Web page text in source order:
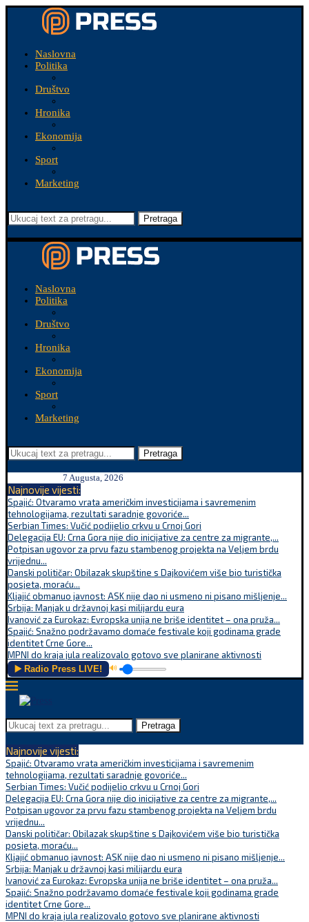
Naslovna
Politika
Društvo
Hronika
Ekonomija
Sport
Marketing
Pretraga
Naslovna
Politika
Društvo
Hronika
Ekonomija
Sport
Marketing
Pretraga
7 Augusta, 2026
Najnovije vijesti:
Spajić: Otvaramo vrata američkim investicijama i savremenim
tehnologijama, rezultati saradnje govoriće...
Serbian Times: Vučić podijelio crkvu u Crnoj Gori
Delegacija EU: Crna Gora nije dio inicijative za centre za migrante,...
Potpisan ugovor za prvu fazu stambenog projekta na Veljem brdu
vrijednu...
Danski političar: Obilazak skupštine s Dajkovićem više bio turistička
posjeta, moraću...
Kljajić obmanuo javnost: ASK nije dao ni usmeno ni pisano mišljenje...
Srbija: Manjak u državnoj kasi milijardu eura
Ivanović za Eurokaz: Evropska unija ne briše identitet – ona pruža...
Spajić: Snažno podržavamo domaće festivale koji godinama grade
identitet Crne Gore...
MPNI do kraja jula realizovalo gotovo sve planirane aktivnosti
▶️ Radio Press LIVE! 🔊
Pretraga
Najnovije vijesti:
Spajić: Otvaramo vrata američkim investicijama i savremenim
tehnologijama, rezultati saradnje govoriće...
Serbian Times: Vučić podijelio crkvu u Crnoj Gori
Delegacija EU: Crna Gora nije dio inicijative za centre za migrante,...
Potpisan ugovor za prvu fazu stambenog projekta na Veljem brdu
vrijednu...
Danski političar: Obilazak skupštine s Dajkovićem više bio turistička
posjeta, moraću...
Kljajić obmanuo javnost: ASK nije dao ni usmeno ni pisano mišljenje...
Srbija: Manjak u državnoj kasi milijardu eura
Ivanović za Eurokaz: Evropska unija ne briše identitet – ona pruža...
Spajić: Snažno podržavamo domaće festivale koji godinama grade
identitet Crne Gore...
MPNI do kraja jula realizovalo gotovo sve planirane aktivnosti